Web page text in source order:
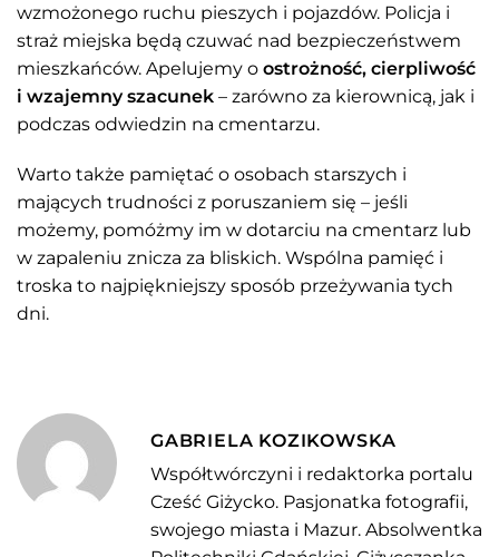
wzmożonego ruchu pieszych i pojazdów. Policja i
straż miejska będą czuwać nad bezpieczeństwem
mieszkańców. Apelujemy o ostrożność, cierpliwość
i wzajemny szacunek – zarówno za kierownicą, jak i
podczas odwiedzin na cmentarzu.
Warto także pamiętać o osobach starszych i
mających trudności z poruszaniem się – jeśli
możemy, pomóżmy im w dotarciu na cmentarz lub
w zapaleniu znicza za bliskich. Wspólna pamięć i
troska to najpiękniejszy sposób przeżywania tych
dni.
GABRIELA KOZIKOWSKA
Współtwórczyni i redaktorka portalu
Cześć Giżycko. Pasjonatka fotografii,
swojego miasta i Mazur. Absolwentka